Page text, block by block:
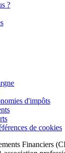
?
d'impôts
de cookies
Financiers